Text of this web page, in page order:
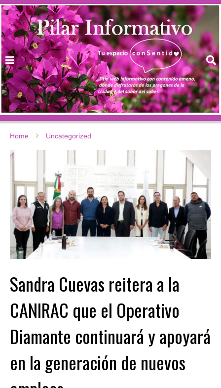
Home Uncategorized
Sandra Cuevas reitera a la
CANIRAC que el Operativo
Diamante continuará y apoyará
en la generación de nuevos